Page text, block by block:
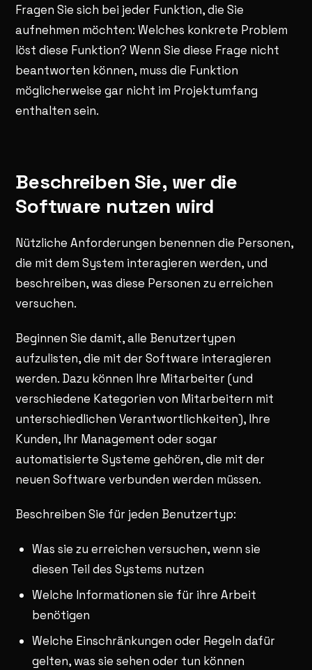
Fragen Sie sich bei jeder Funktion, die Sie
aufnehmen möchten: Welches konkrete Problem
löst diese Funktion? Wenn Sie diese Frage nicht
beantworten können, muss die Funktion
möglicherweise gar nicht im Projektumfang
enthalten sein.
Beschreiben Sie, wer die
Software nutzen wird
Nützliche Anforderungen benennen die Personen,
die mit dem System interagieren werden, und
beschreiben, was diese Personen zu erreichen
versuchen.
Beginnen Sie damit, alle Benutzertypen
aufzulisten, die mit der Software interagieren
werden. Dazu können Ihre Mitarbeiter (und
verschiedene Kategorien von Mitarbeitern mit
unterschiedlichen Verantwortlichkeiten), Ihre
Kunden, Ihr Management oder sogar
automatisierte Systeme gehören, die mit der
neuen Software verbunden werden müssen.
Beschreiben Sie für jeden Benutzertyp:
Was sie zu erreichen versuchen, wenn sie
diesen Teil des Systems nutzen
Welche Informationen sie für ihre Arbeit
benötigen
Welche Einschränkungen oder Regeln dafür
gelten, was sie sehen oder tun können